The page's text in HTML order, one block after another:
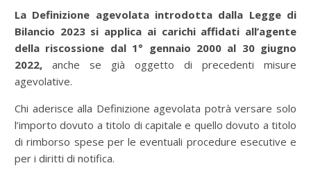
La Definizione agevolata introdotta dalla Legge di
Bilancio 2023 si applica ai carichi affidati all’agente
della riscossione dal 1° gennaio 2000 al 30 giugno
2022, anche se già oggetto di precedenti misure
agevolative.
Chi aderisce alla Definizione agevolata potrà versare solo
l’importo dovuto a titolo di capitale e quello dovuto a titolo
di rimborso spese per le eventuali procedure esecutive e
per i diritti di notifica.